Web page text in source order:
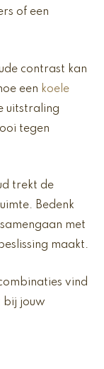
of een
contrast kan
een koele
uitstraling
tegen
trekt de
Bedenk
met
maakt.
vind
bij jouw